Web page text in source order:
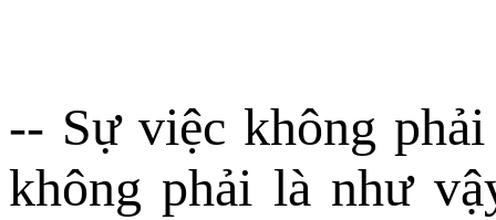
-- Sự việc không
không phải là như